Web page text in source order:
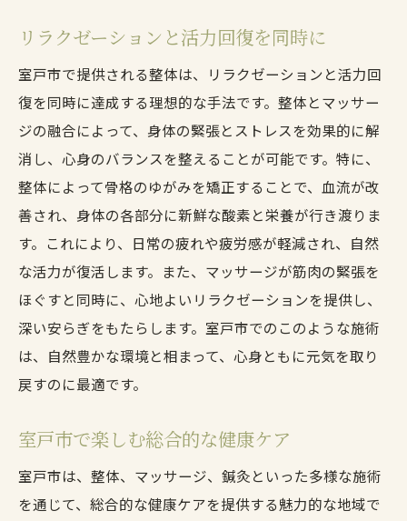
リラクゼーションと活力回復を同時に
室戸市で提供される整体は、リラクゼーションと活力回
復を同時に達成する理想的な手法です。整体とマッサー
ジの融合によって、身体の緊張とストレスを効果的に解
消し、心身のバランスを整えることが可能です。特に、
整体によって骨格のゆがみを矯正することで、血流が改
善され、身体の各部分に新鮮な酸素と栄養が行き渡りま
す。これにより、日常の疲れや疲労感が軽減され、自然
な活力が復活します。また、マッサージが筋肉の緊張を
ほぐすと同時に、心地よいリラクゼーションを提供し、
深い安らぎをもたらします。室戸市でのこのような施術
は、自然豊かな環境と相まって、心身ともに元気を取り
戻すのに最適です。
室戸市で楽しむ総合的な健康ケア
室戸市は、整体、マッサージ、鍼灸といった多様な施術
を通じて、総合的な健康ケアを提供する魅力的な地域で